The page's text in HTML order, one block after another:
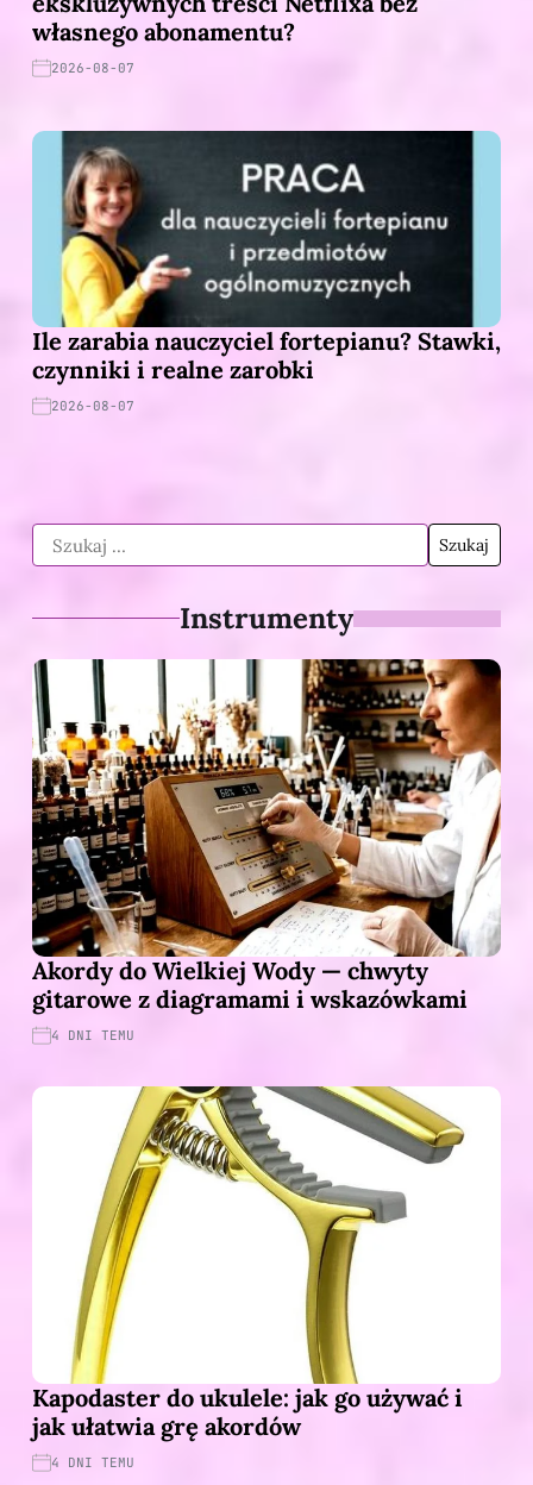
własnego abonamentu?
2026-08-07
Ile zarabia nauczyciel fortepianu? Stawki,
czynniki i realne zarobki
2026-08-07
Instrumenty
Akordy do Wielkiej Wody — chwyty
gitarowe z diagramami i wskazówkami
4 DNI TEMU
Kapodaster do ukulele: jak go używać i
jak ułatwia grę akordów
4 DNI TEMU